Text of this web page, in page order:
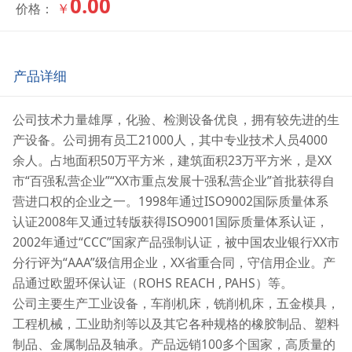
价格： ￥ 0.00
产品详细
公司技术力量雄厚，化验、检测设备优良，拥有较先进的生
产设备。公司拥有员工21000人，其中专业技术人员4000
余人。占地面积50万平方米，建筑面积23万平方米，是XX
市“百强私营企业”“XX市重点发展十强私营企业”首批获得自
营进口权的企业之一。1998年通过ISO9002国际质量体系
认证2008年又通过转版获得ISO9001国际质量体系认证，
2002年通过“CCC”国家产品强制认证，被中国农业银行XX市
分行评为“AAA”级信用企业，XX省重合同，守信用企业。产
品通过欧盟环保认证（ROHS REACH , PAHS）等。
公司主要生产工业设备，车削机床，铣削机床，五金模具，
工程机械，工业助剂等以及其它各种规格的橡胶制品、塑料
制品、金属制品及轴承。产品远销100多个国家，高质量的